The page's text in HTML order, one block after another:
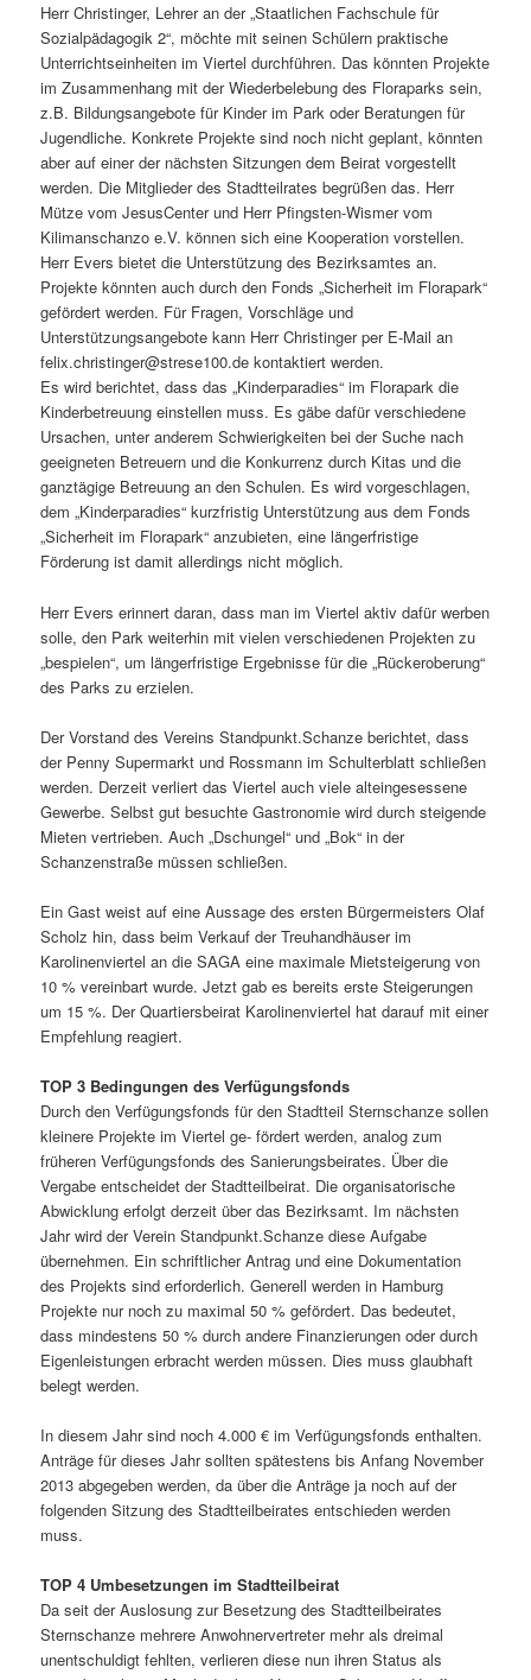
Herr Christinger, Lehrer an der „Staatlichen Fachschule für
Sozialpädagogik 2“, möchte mit seinen Schülern praktische
Unterrichtseinheiten im Viertel durchführen. Das könnten Projekte
im Zusammenhang mit der Wiederbelebung des Floraparks sein,
z.B. Bildungsangebote für Kinder im Park oder Beratungen für
Jugendliche. Konkrete Projekte sind noch nicht geplant, könnten
aber auf einer der nächsten Sitzungen dem Beirat vorgestellt
werden. Die Mitglieder des Stadtteilrates begrüßen das. Herr
Mütze vom JesusCenter und Herr Pfingsten-Wismer vom
Kilimanschanzo e.V. können sich eine Kooperation vorstellen.
Herr Evers bietet die Unterstützung des Bezirksamtes an.
Projekte könnten auch durch den Fonds „Sicherheit im Florapark“
gefördert werden. Für Fragen, Vorschläge und
Unterstützungsangebote kann Herr Christinger per E-Mail an
felix.christinger@strese100.de kontaktiert werden.
Es wird berichtet, dass das „Kinderparadies“ im Florapark die
Kinderbetreuung einstellen muss. Es gäbe dafür verschiedene
Ursachen, unter anderem Schwierigkeiten bei der Suche nach
geeigneten Betreuern und die Konkurrenz durch Kitas und die
ganztägige Betreuung an den Schulen. Es wird vorgeschlagen,
dem „Kinderparadies“ kurzfristig Unterstützung aus dem Fonds
„Sicherheit im Florapark“ anzubieten, eine längerfristige
Förderung ist damit allerdings nicht möglich.
Herr Evers erinnert daran, dass man im Viertel aktiv dafür werben
solle, den Park weiterhin mit vielen verschiedenen Projekten zu
„bespielen“, um längerfristige Ergebnisse für die „Rückeroberung“
des Parks zu erzielen.
Der Vorstand des Vereins Standpunkt.Schanze berichtet, dass
der Penny Supermarkt und Rossmann im Schulterblatt schließen
werden. Derzeit verliert das Viertel auch viele alteingesessene
Gewerbe. Selbst gut besuchte Gastronomie wird durch steigende
Mieten vertrieben. Auch „Dschungel“ und „Bok“ in der
Schanzenstraße müssen schließen.
Ein Gast weist auf eine Aussage des ersten Bürgermeisters Olaf
Scholz hin, dass beim Verkauf der Treuhandhäuser im
Karolinenviertel an die SAGA eine maximale Mietsteigerung von
10 % vereinbart wurde. Jetzt gab es bereits erste Steigerungen
um 15 %. Der Quartiersbeirat Karolinenviertel hat darauf mit einer
Empfehlung reagiert.
TOP 3 Bedingungen des Verfügungsfonds
Durch den Verfügungsfonds für den Stadtteil Sternschanze sollen
kleinere Projekte im Viertel ge- fördert werden, analog zum
früheren Verfügungsfonds des Sanierungsbeirates. Über die
Vergabe entscheidet der Stadtteilbeirat. Die organisatorische
Abwicklung erfolgt derzeit über das Bezirksamt. Im nächsten
Jahr wird der Verein Standpunkt.Schanze diese Aufgabe
übernehmen. Ein schriftlicher Antrag und eine Dokumentation
des Projekts sind erforderlich. Generell werden in Hamburg
Projekte nur noch zu maximal 50 % gefördert. Das bedeutet,
dass mindestens 50 % durch andere Finanzierungen oder durch
Eigenleistungen erbracht werden müssen. Dies muss glaubhaft
belegt werden.
In diesem Jahr sind noch 4.000 € im Verfügungsfonds enthalten.
Anträge für dieses Jahr sollten spätestens bis Anfang November
2013 abgegeben werden, da über die Anträge ja noch auf der
folgenden Sitzung des Stadtteilbeirates entschieden werden
muss.
TOP 4 Umbesetzungen im Stadtteilbeirat
Da seit der Auslosung zur Besetzung des Stadtteilbeirates
Sternschanze mehrere Anwohnervertreter mehr als dreimal
unentschuldigt fehlten, verlieren diese nun ihren Status als